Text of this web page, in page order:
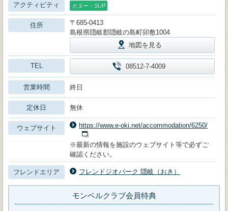
アクティビティ カヌー・SUP
住所
〒685-0413
島根県隠岐郡隠岐の島町卯敷1004
地図を見る
TEL 08512-7-4009
営業時間 終日
定休日 無休
ウェブサイト https://www.e-oki.net/accommodation/6250/
※最新の情報を施設のウェブサイト等で必ずご
確認ください。
フレンドエリア フレンドジオパーク 隠岐（おき）
モンベルクラブ会員特典